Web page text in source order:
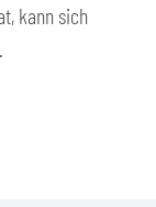
kann sich